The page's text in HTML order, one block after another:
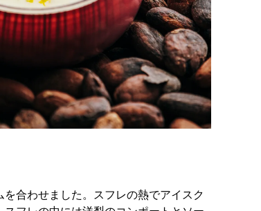
合わせました。スフレの熱でアイスク